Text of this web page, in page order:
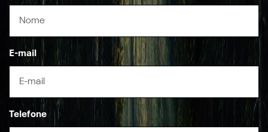
E-mail
Telefone